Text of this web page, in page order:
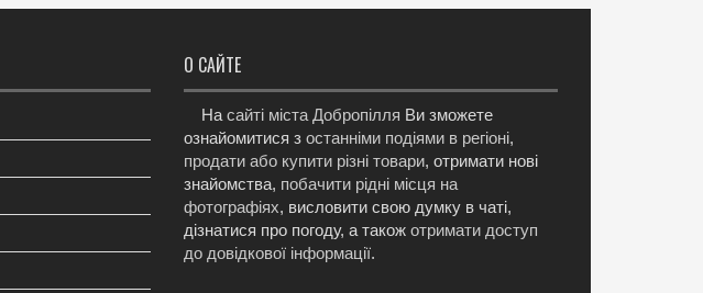
О САЙТЕ
На сайті міста Добропілля Ви зможете
ознайомитися з останніми подіями в регіоні,
продати або купити різні товари, отримати нові
знайомства, побачити рідні місця на
фотографіях, висловити свою думку в чаті,
дізнатися про погоду, а також отримати доступ
до довідкової інформації.